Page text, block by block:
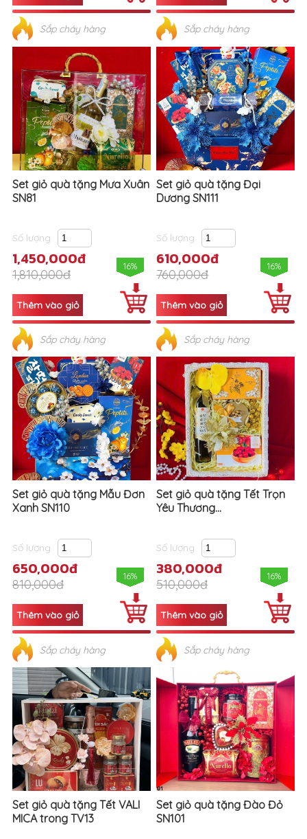
Sắp cháy hàng Sắp cháy hàng
Set giỏ quà tặng Mưa Xuân
SN81
Số lượng
1,450,000đ
1,810,000đ
16%
Sắp cháy hàng
Set giỏ quà tặng Đại
Dương SN111
Số lượng
610,000đ
760,000đ
16%
Sắp cháy hàng
Set giỏ quà tặng Mẫu Đơn
Xanh SN110
Số lượng
650,000đ
810,000đ
16%
Sắp cháy hàng
Set giỏ quà tặng Tết Trọn
Yêu Thương...
Số lượng
380,000đ
510,000đ
16%
Sắp cháy hàng
Set giỏ quà tặng Tết VALI
MICA trong TV13
Set giỏ quà tặng Đào Đỏ
SN101